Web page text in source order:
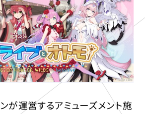
が運営するアミューズメント施